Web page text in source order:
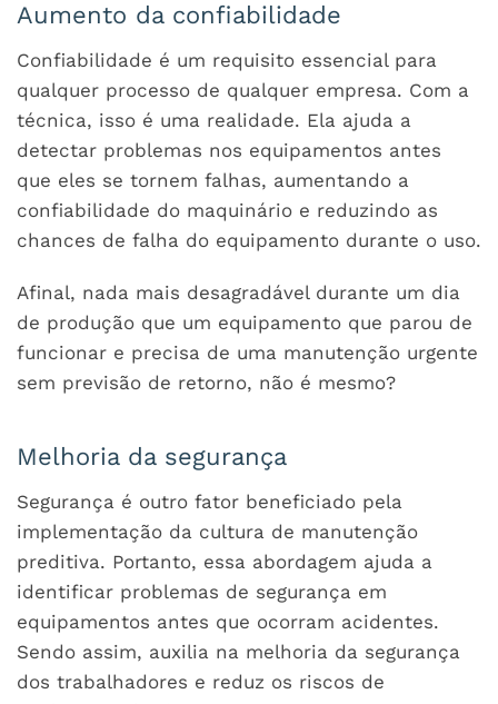
Aumento da confiabilidade
Confiabilidade é um requisito essencial para
qualquer processo de qualquer empresa. Com a
técnica, isso é uma realidade. Ela ajuda a
detectar problemas nos equipamentos antes
que eles se tornem falhas, aumentando a
confiabilidade do maquinário e reduzindo as
chances de falha do equipamento durante o uso.
Afinal, nada mais desagradável durante um dia
de produção que um equipamento que parou de
funcionar e precisa de uma manutenção urgente
sem previsão de retorno, não é mesmo?
Melhoria da segurança
Segurança é outro fator beneficiado pela
implementação da cultura de manutenção
preditiva. Portanto, essa abordagem ajuda a
identificar problemas de segurança em
equipamentos antes que ocorram acidentes.
Sendo assim, auxilia na melhoria da segurança
dos trabalhadores e reduz os riscos de